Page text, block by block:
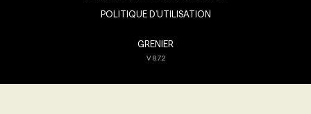
POLITIQUE D’UTILISATION
GRENIER
V8.7.2